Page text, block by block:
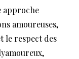
approche
amoureuses,
le respect des